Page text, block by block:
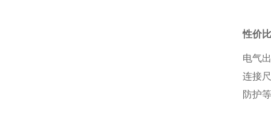
性价
电气
连接
防护